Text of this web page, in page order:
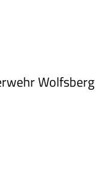
Wolfsberg